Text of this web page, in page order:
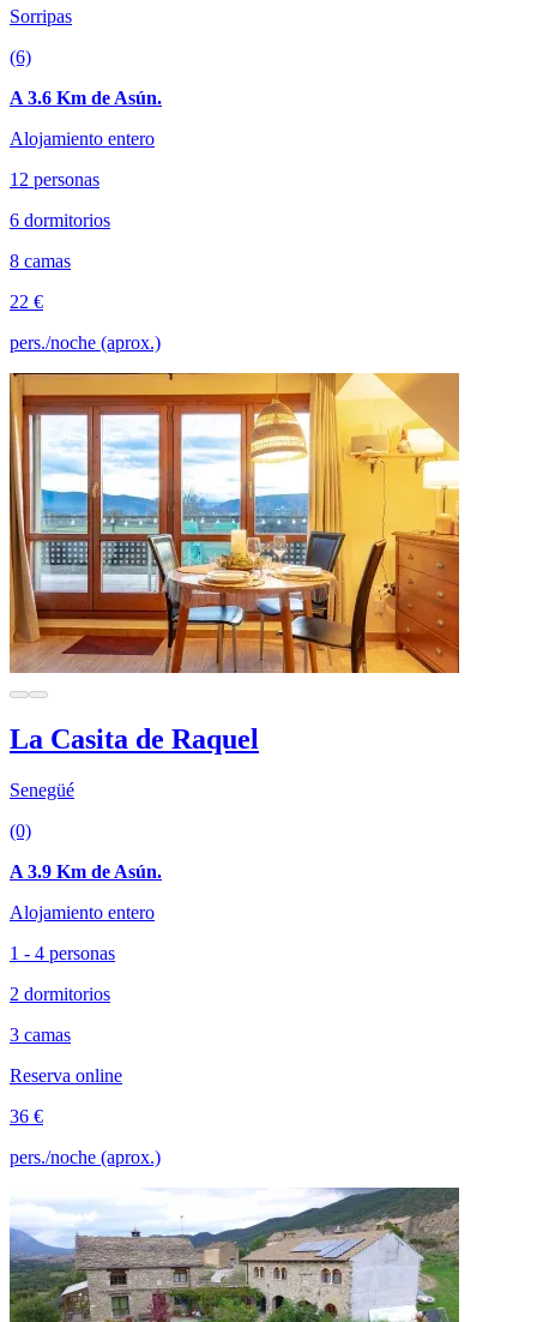
Sorripas
(6)
A 3.6 Km de Asún.
Alojamiento entero
12 personas
6 dormitorios
8 camas
22 €
pers./noche (aprox.)
La Casita de Raquel
Senegüé
(0)
A 3.9 Km de Asún.
Alojamiento entero
1 - 4 personas
2 dormitorios
3 camas
Reserva online
36 €
pers./noche (aprox.)